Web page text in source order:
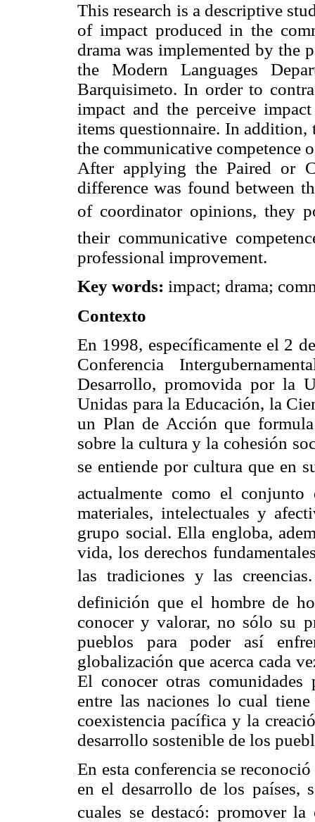
This research is a descriptive
of impact produced in the
drama was implemented by the
the Modern Languages
Barquisimeto. In order to
impact and the perceive
items questionnaire. In addition,
the communicative competence
After applying the Paired or
difference was found between
of coordinator opinions, they
their communicative
professional improvement.
Key words: impact; drama;
Contexto
En 1998, específicamente el 2
Conferencia
Desarrollo, promovida por la
Unidas para la Educación, la
un Plan de Acción que
sobre la cultura y la cohesión
se entiende por cultura que en
actualmente como el
materiales, intelectuales y
grupo social. Ella engloba,
vida, los derechos
las tradiciones y las
definición que el hombre de
conocer y valorar, no sólo su
pueblos para poder así
globalización que acerca cada
El conocer otras
entre las naciones lo cual
coexistencia pacífica y la
desarrollo sostenible de los
En esta conferencia se
en el desarrollo de los países,
cuales se destacó: promover